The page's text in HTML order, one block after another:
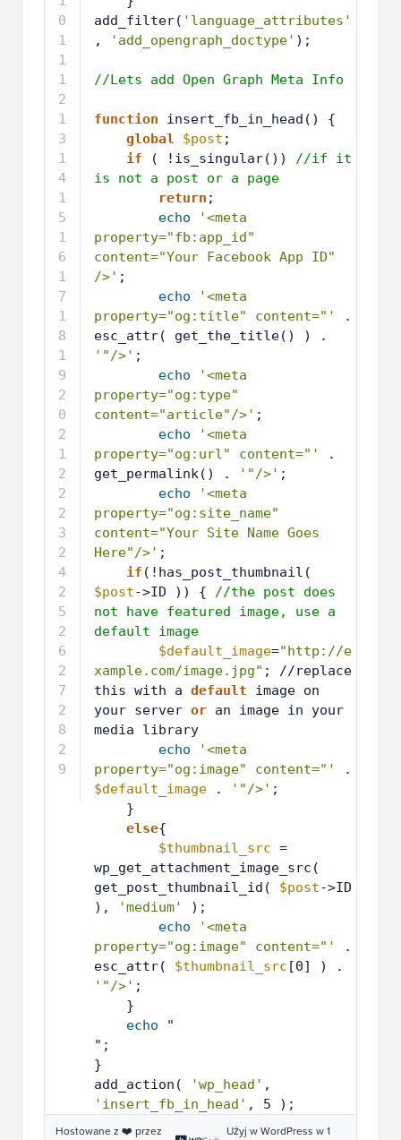
5
6
7
8
9
1
0
1
1
1
2
1
3
1
4
1
5
1
6
1
7
1
8
1
9
2
0
add_filter( 'language_attributes'
,
'add_opengraph_doctype' );
//Lets add Open Graph Meta Info
function
insert_fb_in_head() {
global
$post ;
if
( !is_singular()) //if it
is not a post or a page
return ;
echo
'<meta
property="fb:app_id"
content="Your Facebook App ID"
/>' ;
echo
'<meta
property="og:title" content="'
.
'"/>' ;
echo
'<meta
property="og:type"
content="article"/>' ;
echo
'<meta
property="og:url" content="'
.
get_permalink() .
'"/>' ;
echo
'<meta
property="og:site_name"
content="Your Site Name Goes
Here"/>' ;
if
$post->ID )) { //the post does
not have featured image, use a
default image
$default_image="http://e
xample.com/image.jpg" ; //replace
this with a default
image on
your server or an image in your
media library
echo
'<meta
property="og:image" content="'
$default_image
. '"/>' ;
}
else{
$thumbnail_src =
wp_get_attachment_image_src(
get_post_thumbnail_id( $post->ID
),
'medium'
);
echo
'<meta
property="og:image" content="'
.
esc_attr( $thumbnail_src
'"/>' ;
}
echo
"
";
}
add_action(
'wp_head'
'insert_fb_in_head' , 5 );